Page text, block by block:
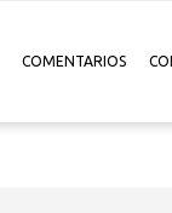
COMENTARIOS